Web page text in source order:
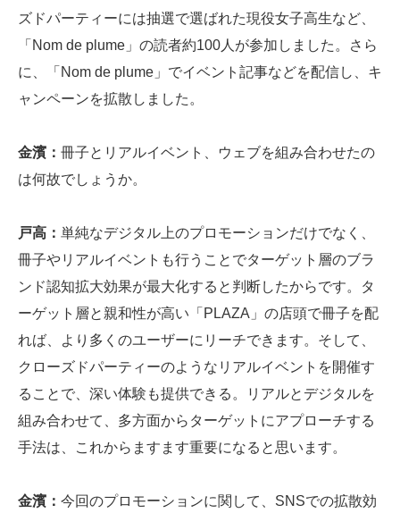
ズドパーティーには抽選で選ばれた現役女子高生など、
「Nom de plume」の読者約100人が参加しました。さら
に、「Nom de plume」でイベント記事などを配信し、キ
ャンペーンを拡散しました。
金濱： 冊子とリアルイベント、ウェブを組み合わせたの
は何故でしょうか。
戸高： 単純なデジタル上のプロモーションだけでなく、
冊子やリアルイベントも行うことでターゲット層のブラ
ンド認知拡大効果が最大化すると判断したからです。タ
ーゲット層と親和性が高い「PLAZA」の店頭で冊子を配
れば、より多くのユーザーにリーチできます。そして、
クローズドパーティーのようなリアルイベントを開催す
ることで、深い体験も提供できる。リアルとデジタルを
組み合わせて、多方面からターゲットにアプローチする
手法は、これからますます重要になると思います。
金濱： 今回のプロモーションに関して、SNSでの拡散効